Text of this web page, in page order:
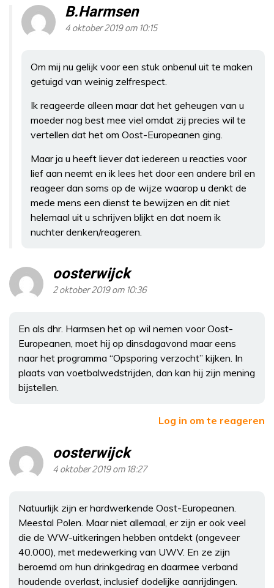
B.Harmsen
4 oktober 2019 om 10:15
Om mij nu gelijk voor een stuk onbenul uit te maken
getuigd van weinig zelfrespect.
Ik reageerde alleen maar dat het geheugen van u
moeder nog best mee viel omdat zij precies wil te
vertellen dat het om Oost-Europeanen ging.
Maar ja u heeft liever dat iedereen u reacties voor
lief aan neemt en ik lees het door een andere bril en
reageer dan soms op de wijze waarop u denkt de
mede mens een dienst te bewijzen en dit niet
helemaal uit u schrijven blijkt en dat noem ik
nuchter denken/reageren.
oosterwijck
2 oktober 2019 om 10:36
En als dhr. Harmsen het op wil nemen voor Oost-
Europeanen, moet hij op dinsdagavond maar eens
naar het programma “Opsporing verzocht” kijken. In
plaats van voetbalwedstrijden, dan kan hij zijn mening
bijstellen.
Log in om te reageren
oosterwijck
4 oktober 2019 om 18:27
Natuurlijk zijn er hardwerkende Oost-Europeanen.
Meestal Polen. Maar niet allemaal, er zijn er ook veel
die de WW-uitkeringen hebben ontdekt (ongeveer
40.000), met medewerking van UWV. En ze zijn
beroemd om hun drinkgedrag en daarmee verband
houdende overlast, inclusief dodelijke aanrijdingen.